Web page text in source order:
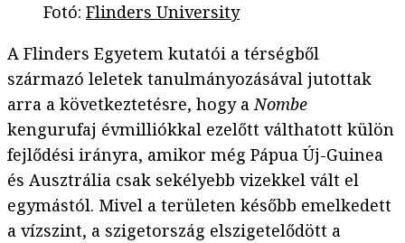
Fotó: Flinders University
A Flinders Egyetem kutatói a térségből
származó leletek tanulmányozásával jutottak
arra a következtetésre, hogy aNombe
kengurufaj évmilliókkal ezelőtt válthatott külön
fejlődési irányra, amikor még Pápua Új-Guinea
és Ausztrália csak sekélyebb vizekkel vált el
egymástól. Mivel a területen később emelkedett
a vízszint, a szigetország elszigetelődött a